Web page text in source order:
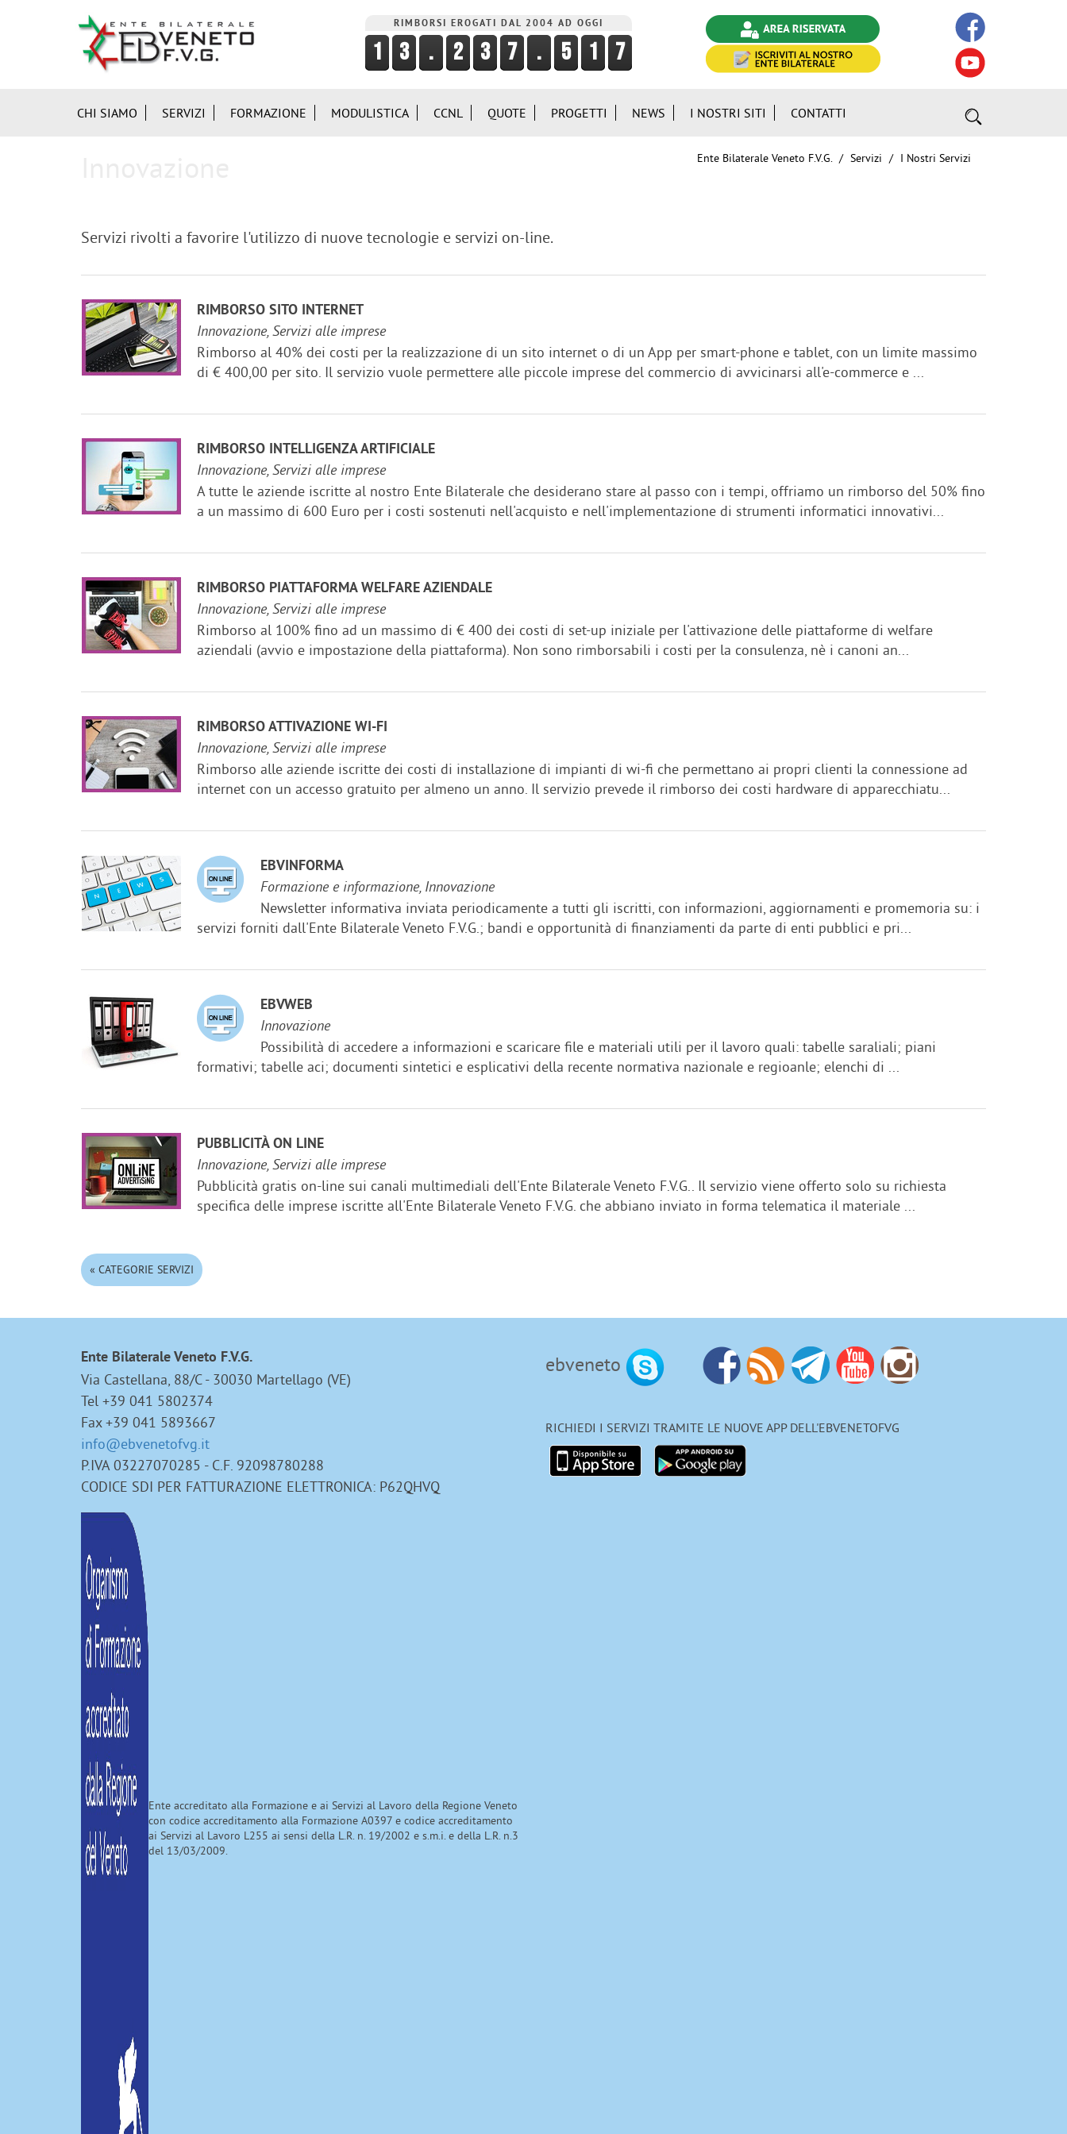
RIMBORSI EROGATI DAL 2004 AD OGGI
CHI SIAMO SERVIZI FORMAZIONE MODULISTICA CCNL QUOTE PROGETTI NEWS I NOSTRI SITI CONTATTI
Ente Bilaterale Veneto F.V.G. Servizi I Nostri Servizi
Servizi rivolti a favorire l'utilizzo di nuove tecnologie e servizi on-line.
RIMBORSO SITO INTERNET
Innovazione, Servizi alle imprese
Rimborso al 40% dei costi per la realizzazione di un sito internet o di un App per smart-phone e tablet, con un limite massimo
di € 400,00 per sito. Il servizio vuole permettere alle piccole imprese del commercio di avvicinarsi all'e-commerce e ...
RIMBORSO INTELLIGENZA ARTIFICIALE
Innovazione, Servizi alle imprese
A tutte le aziende iscritte al nostro Ente Bilaterale che desiderano stare al passo con i tempi, offriamo un rimborso del 50% fino
a un massimo di 600 Euro per i costi sostenuti nell'acquisto e nell'implementazione di strumenti informatici innovativi...
RIMBORSO PIATTAFORMA WELFARE AZIENDALE
Innovazione, Servizi alle imprese
Rimborso al 100% fino ad un massimo di € 400 dei costi di set-up iniziale per l'attivazione delle piattaforme di welfare
aziendali (avvio e impostazione della piattaforma). Non sono rimborsabili i costi per la consulenza, nè i canoni an...
RIMBORSO ATTIVAZIONE WI-FI
Innovazione, Servizi alle imprese
Rimborso alle aziende iscritte dei costi di installazione di impianti di wi-fi che permettano ai propri clienti la connessione ad
internet con un accesso gratuito per almeno un anno. Il servizio prevede il rimborso dei costi hardware di apparecchiatu...
EBVINFORMA
Formazione e informazione, Innovazione
Newsletter informativa inviata periodicamente a tutti gli iscritti, con informazioni, aggiornamenti e promemoria su: i
servizi forniti dall'Ente Bilaterale Veneto F.V.G.; bandi e opportunità di finanziamenti da parte di enti pubblici e pri...
EBVWEB
Innovazione
Possibilità di accedere a informazioni e scaricare file e materiali utili per il lavoro quali: tabelle saraliali; piani
formativi; tabelle aci; documenti sintetici e esplicativi della recente normativa nazionale e regioanle; elenchi di ...
PUBBLICITÀ ON LINE
Innovazione, Servizi alle imprese
Pubblicità gratis on-line sui canali multimediali dell'Ente Bilaterale Veneto F.V.G.. Il servizio viene offerto solo su richiesta
specifica delle imprese iscritte all'Ente Bilaterale Veneto F.V.G. che abbiano inviato in forma telematica il materiale ...
« CATEGORIE SERVIZI
Ente Bilaterale Veneto F.V.G.
Via Castellana, 88/C - 30030 Martellago (VE)
Tel +39 041 5802374
Fax +39 041 5893667
info@ebvenetofvg.it
P.IVA 03227070285 - C.F. 92098780288
CODICE SDI PER FATTURAZIONE ELETTRONICA: P62QHVQ
Ente accreditato alla Formazione e ai Servizi al Lavoro della Regione Veneto
con codice accreditamento alla Formazione A0397 e codice accreditamento
ai Servizi al Lavoro L255 ai sensi della L.R. n. 19/2002 e s.m.i. e della L.R. n.3
del 13/03/2009.
ebveneto
RICHIEDI I SERVIZI TRAMITE LE NUOVE APP DELL'EBVENETOFVG